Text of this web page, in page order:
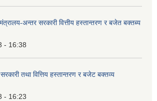
अन्तर सरकारी वित्तीय हस्तान्तरण र बजेत बक्तब्य
- 16:38
तथा वित्तिय हस्तान्तरण र बजेट बक्तव्य
- 16:23